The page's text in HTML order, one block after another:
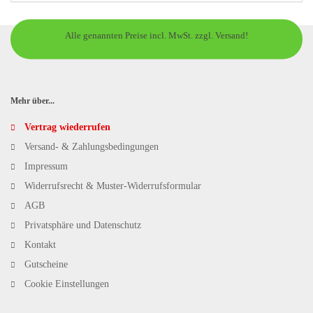
Alle genannten Preise incl. MwSt. zzgl. Versand!
Mehr über...
Vertrag wiederrufen
Versand- & Zahlungsbedingungen
Impressum
Widerrufsrecht & Muster-Widerrufsformular
AGB
Privatsphäre und Datenschutz
Kontakt
Gutscheine
Cookie Einstellungen